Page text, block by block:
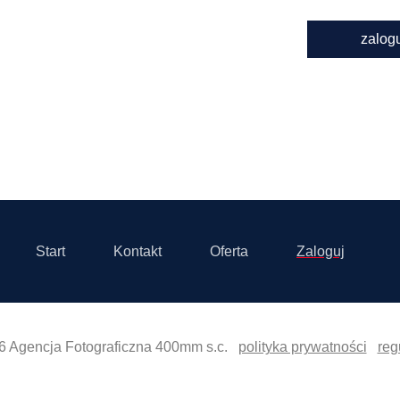
Start Kontakt Oferta Zaloguj
Agencja Fotograficzna 400mm s.c. polityka prywatności